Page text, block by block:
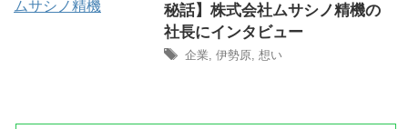
秘話】株式会社ムサシノ精機の
社長にインタビュー
企業 伊勢原 想い